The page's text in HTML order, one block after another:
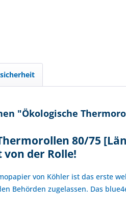
"Ökologische
80/75
der Rolle!
von Köhler ist das erste
Behörden zugelassen. Das